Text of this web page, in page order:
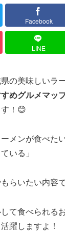
Facebook
LINE
の美味しいラ
めグルメマッ
！😊
ーメンが食べた
いる」
らいたい内容で
て食べられる
躍しますよ！